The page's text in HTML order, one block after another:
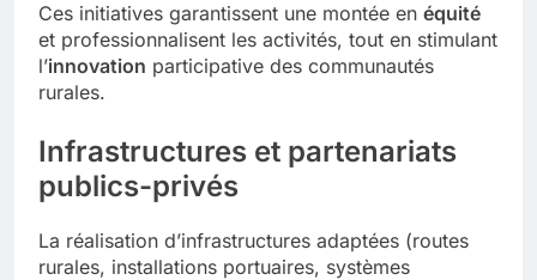
Ces initiatives garantissent une montée en équité
et professionnalisent les activités, tout en stimulant
l’innovation participative des communautés
rurales.
Infrastructures et partenariats
publics-privés
La réalisation d’infrastructures adaptées (routes
rurales, installations portuaires, systèmes